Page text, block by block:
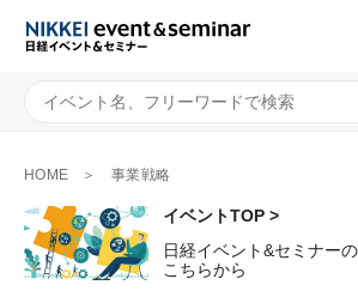
HOME 事業戦略
イベントTOP >
日経イベント&セミナー
こちらから